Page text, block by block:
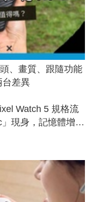
、畫質、跟隨功能
台差異
Watch 5 規格流
現身，記憶體增強